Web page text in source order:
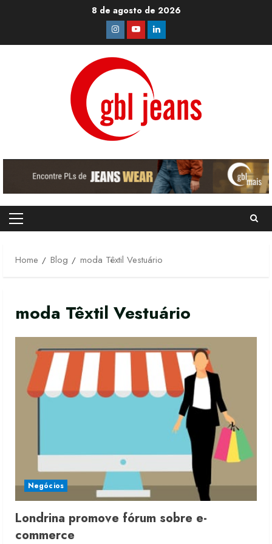
8 de agosto de 2026
Instagram
YoutubeLinkedin
Primary
Home
Blog moda Têxtil Vestuário
moda Têxtil Vestuário
Negócios
Londrina promove fórum sobre e-
commerce
2
Moda vende US$63,7 bilhões em
produtos licenciados
6 de agosto de 2026